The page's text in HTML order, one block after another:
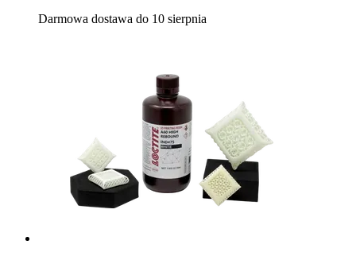
Darmowa dostawa do 10 sierpnia